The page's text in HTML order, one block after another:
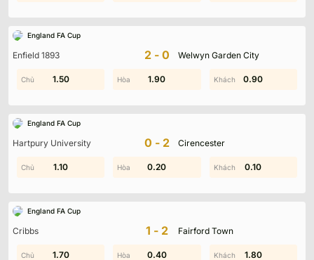
England FA Cup
Enfield 1893 2-0 Welwyn Garden City
0.80 1.50 1.00
1.50 1.90 0.90
England FA Cup
Hartpury University 0-2 Cirencester
0.70 0.90 1.70
1.10 0.20 0.10
England FA Cup
Cribbs 1-2 Fairford Town
1.30 0.10 0.70
1.70 0.40 1.80